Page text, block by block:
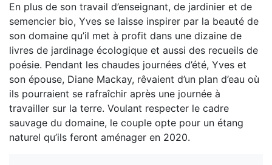
En plus de son travail d’enseignant, de jardinier et de
semencier bio, Yves se laisse inspirer par la beauté de
son domaine qu’il met à profit dans une dizaine de
livres de jardinage écologique et aussi des recueils de
poésie. Pendant les chaudes journées d’été, Yves et
son épouse, Diane Mackay, rêvaient d’un plan d’eau où
ils pourraient se rafraîchir après une journée à
travailler sur la terre. Voulant respecter le cadre
sauvage du domaine, le couple opte pour un étang
naturel qu’ils feront aménager en 2020.